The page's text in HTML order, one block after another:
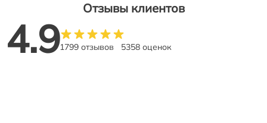
Отзывы клиентов
4.91799 отзывов 5358 оценок